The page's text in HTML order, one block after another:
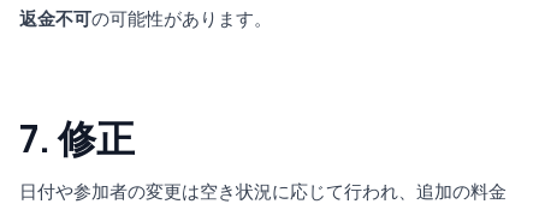
返金不可の可能性があります。
7. 修正
日付や参加者の変更は空き状況に応じて行われ、追加の料金